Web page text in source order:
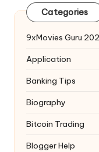
Categories
9xMovies Guru
Application
Banking Tips
Biography
Bitcoin Trading
Blogger Help